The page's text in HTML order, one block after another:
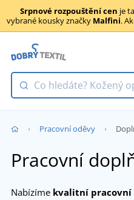
Srpnové rozpouštění cen je
vybrané kousky značky Malfini.
Pracovní oděvy
Pracovní
Nabízíme kvalitní pracovní